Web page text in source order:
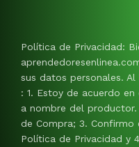
Política de Privacidad:
sus datos personales. Al
: 1. Estoy de acuerdo
a nombre del
de Compra; 3.
Política de Privacidad y